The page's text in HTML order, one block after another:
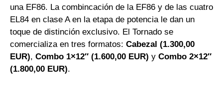
una EF86. La combincación de la EF86 y de las cuatro
EL84 en clase A en la etapa de potencia le dan un
toque de distinción exclusivo. El Tornado se
comercializa en tres formatos: Cabezal (1.300,00
EUR), Combo 1×12″ (1.600,00 EUR) y Combo 2×12″
(1.800,00 EUR).